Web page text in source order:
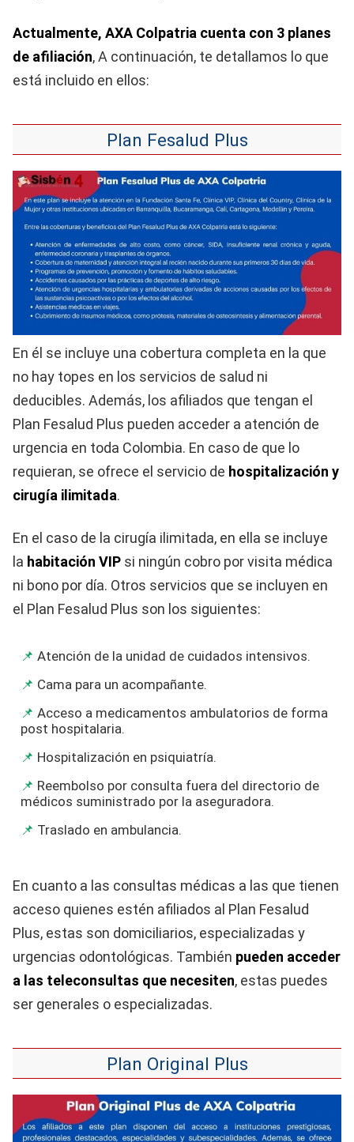
Actualmente, AXA Colpatria cuenta con 3 planes
de afiliación, A continuación, te detallamos lo que
está incluido en ellos:
Plan Fesalud Plus
En él se incluye una cobertura completa en la que
no hay topes en los servicios de salud ni
deducibles. Además, los afiliados que tengan el
Plan Fesalud Plus pueden acceder a atención de
urgencia en toda Colombia. En caso de que lo
requieran, se ofrece el servicio de hospitalización y
cirugía ilimitada.
En el caso de la cirugía ilimitada, en ella se incluye
la habitación VIP si ningún cobro por visita médica
ni bono por día. Otros servicios que se incluyen en
el Plan Fesalud Plus son los siguientes:
Atención de la unidad de cuidados intensivos.
Cama para un acompañante.
Acceso a medicamentos ambulatorios de forma
post hospitalaria.
Hospitalización en psiquiatría.
Reembolso por consulta fuera del directorio de
médicos suministrado por la aseguradora.
Traslado en ambulancia.
En cuanto a las consultas médicas a las que tienen
acceso quienes estén afiliados al Plan Fesalud
Plus, estas son domiciliarios, especializadas y
urgencias odontológicas. También pueden acceder
a las teleconsultas que necesiten, estas puedes
ser generales o especializadas.
Plan Original Plus